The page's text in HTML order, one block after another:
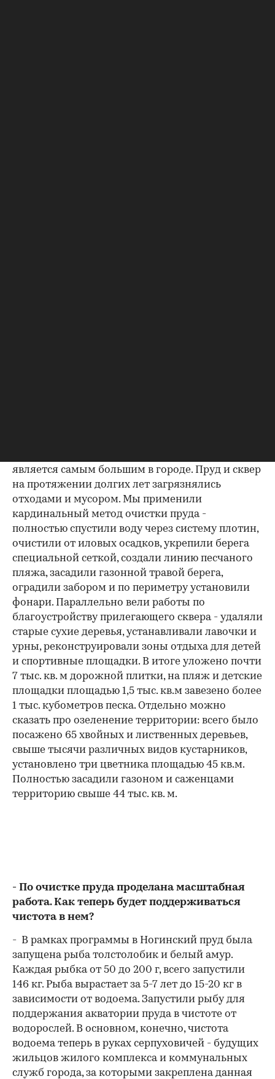
является самым большим в городе. Пруд и сквер
на протяжении долгих лет загрязнялись
отходами и мусором. Мы применили
кардинальный метод очистки пруда -
полностью спустили воду через систему плотин,
очистили от иловых осадков, укрепили берега
специальной сеткой, создали линию песчаного
пляжа, засадили газонной травой берега,
оградили забором и по периметру установили
фонари. Параллельно вели работы по
благоустройству прилегающего сквера - удаляли
старые сухие деревья, устанавливали лавочки и
урны, реконструировали зоны отдыха для детей
и спортивные площадки. В итоге уложено почти
7 тыс. кв. м дорожной плитки, на пляж и детские
площадки площадью 1,5 тыс. кв.м завезено более
1 тыс. кубометров песка. Отдельно можно
сказать про озеленение территории: всего было
посажено 65 хвойных и лиственных деревьев,
свыше тысячи различных видов кустарников,
установлено три цветника площадью 45 кв.м.
Полностью засадили газоном и саженцами
территорию свыше 44 тыс. кв. м.
- По очистке пруда проделана масштабная
работа. Как теперь будет поддерживаться
чистота в нем?
- В рамках программы в Ногинский пруд была
запущена рыба толстолобик и белый амур.
Каждая рыбка от 50 до 200 г, всего запустили
146 кг. Рыба вырастает за 5-7 лет до 15-20 кг в
зависимости от водоема. Запустили рыбу для
поддержания акватории пруда в чистоте от
водорослей. В основном, конечно, чистота
водоема теперь в руках серпуховичей - будущих
жильцов жилого комплекса и коммунальных
служб города, за которыми закреплена данная